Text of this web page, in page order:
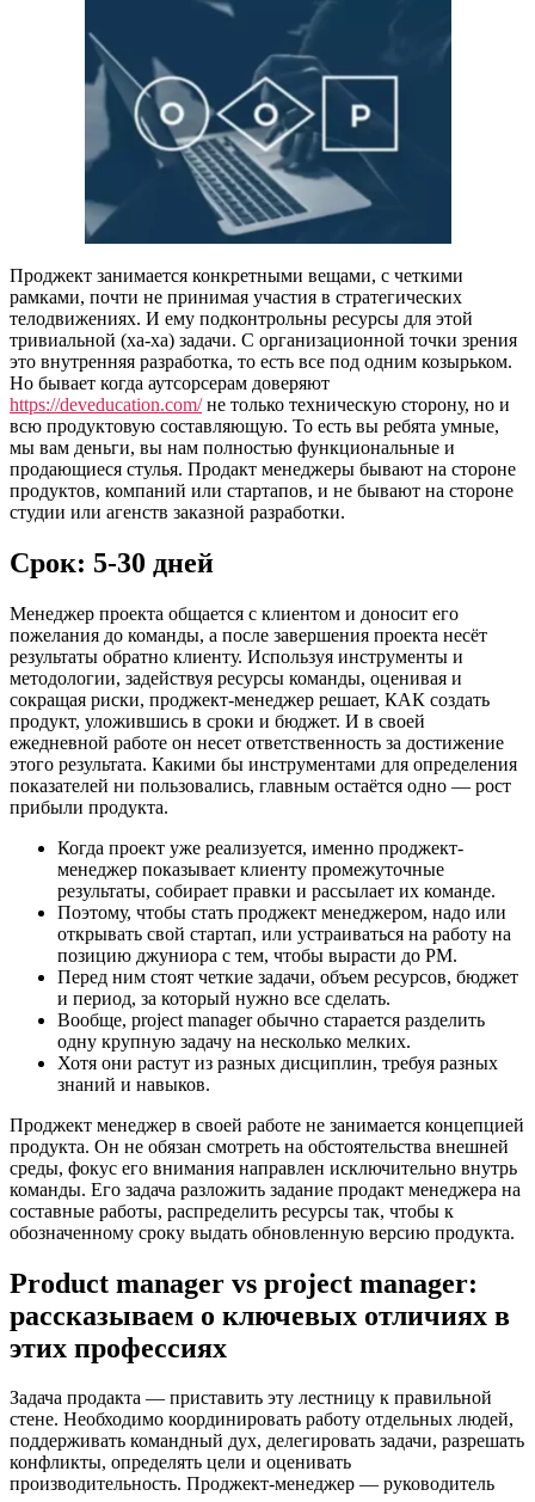
Проджект занимается конкретными вещами, с четкими
рамками, почти не принимая участия в стратегических
телодвижениях. И ему подконтрольны ресурсы для этой
тривиальной (ха-ха) задачи. С организационной точки зрения
это внутренняя разработка, то есть все под одним козырьком.
Но бывает когда аутсорсерам доверяют
https://deveducation.com/не только техническую сторону, но и
всю продуктовую составляющую. То есть вы ребята умные,
мы вам деньги, вы нам полностью функциональные и
продающиеся стулья. Продакт менеджеры бывают на стороне
продуктов, компаний или стартапов, и не бывают на стороне
студии или агенств заказной разработки.
Срок: 5-30 дней
Менеджер проекта общается с клиентом и доносит его
пожелания до команды, а после завершения проекта несёт
результаты обратно клиенту. Используя инструменты и
методологии, задействуя ресурсы команды, оценивая и
сокращая риски, проджект-менеджер решает, КАК создать
продукт, уложившись в сроки и бюджет. И в своей
ежедневной работе он несет ответственность за достижение
этого результата. Какими бы инструментами для определения
показателей ни пользовались, главным остаётся одно — рост
прибыли продукта.
Когда проект уже реализуется, именно проджект-
менеджер показывает клиенту промежуточные
результаты, собирает правки и рассылает их команде.
Поэтому, чтобы стать проджект менеджером, надо или
открывать свой стартап, или устраиваться на работу на
позицию джуниора с тем, чтобы вырасти до PM.
Перед ним стоят четкие задачи, объем ресурсов, бюджет
и период, за который нужно все сделать.
Вообще, project manager обычно старается разделить
одну крупную задачу на несколько мелких.
Хотя они растут из разных дисциплин, требуя разных
знаний и навыков.
Проджект менеджер в своей работе не занимается концепцией
продукта. Он не обязан смотреть на обстоятельства внешней
среды, фокус его внимания направлен исключительно внутрь
команды. Его задача разложить задание продакт менеджера на
составные работы, распределить ресурсы так, чтобы к
обозначенному сроку выдать обновленную версию продукта.
Product manager vs project manager:
рассказываем о ключевых отличиях в
этих профессиях
Задача продакта — приставить эту лестницу к правильной
стене. Необходимо координировать работу отдельных людей,
поддерживать командный дух, делегировать задачи, разрешать
конфликты, определять цели и оценивать
производительность. Проджект-менеджер — руководитель